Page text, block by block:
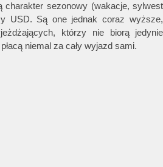
charakter sezonowy (wakacje,
USD. Są one jednak coraz
którzy nie biorą
niemal za cały wyjazd sami.